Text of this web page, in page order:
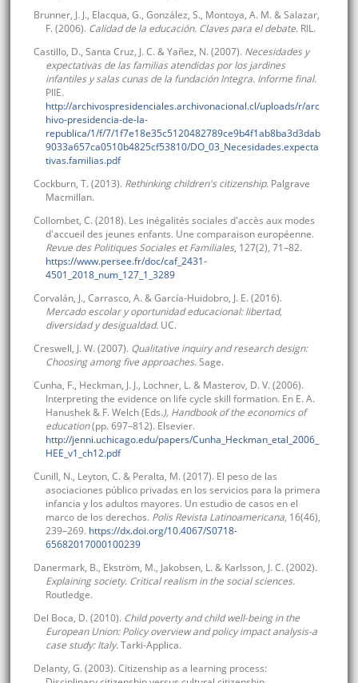
Brunner, J. J., Elacqua, G., González, S., Montoya, A. M. & Salazar,
F. (2006). Calidad de la educación. Claves para el debate. RIL.
Castillo, D., Santa Cruz, J. C. & Yañez, N. (2007). Necesidades y
expectativas de las familias atendidas por los jardines
infantiles y salas cunas de la fundación Integra. Informe final.
PIIE.
http://archivospresidenciales.archivonacional.cl/uploads/r/arc
hivo-presidencia-de-la-
republica/1/f/7/1f7e18e35c5120482789ce9b4f1ab8ba3d3dab
9033a657ca0510b4825cf53810/DO_03_Necesidades.expecta
tivas.familias.pdf
Cockburn, T. (2013). Rethinking children's citizenship. Palgrave
Macmillan.
Collombet, C. (2018). Les inégalités sociales d'accès aux modes
d'accueil des jeunes enfants. Une comparaison européenne.
Revue des Politiques Sociales et Familiales, 127(2), 71–82.
https://www.persee.fr/doc/caf_2431-
4501_2018_num_127_1_3289
Corvalán, J., Carrasco, A. & García-Huidobro, J. E. (2016).
Mercado escolar y oportunidad educacional: libertad,
diversidad y desigualdad. UC.
Creswell, J. W. (2007). Qualitative inquiry and research design:
Choosing among five approaches. Sage.
Cunha, F., Heckman, J. J., Lochner, L. & Masterov, D. V. (2006).
Interpreting the evidence on life cycle skill formation. En E. A.
Hanushek & F. Welch (Eds.), Handbook of the economics of
education(pp. 697–812). Elsevier.
http://jenni.uchicago.edu/papers/Cunha_Heckman_etal_2006_
HEE_v1_ch12.pdf
Cunill, N., Leyton, C. & Peralta, M. (2017). El peso de las
asociaciones público privadas en los servicios para la primera
infancia y los adultos mayores. Un estudio de casos en el
marco de los derechos. Polis Revista Latinoamericana, 16(46),
239–269. https://dx.doi.org/10.4067/S0718-
65682017000100239
Danermark, B., Ekström, M., Jakobsen, L. & Karlsson, J. C. (2002).
Explaining society. Critical realism in the social sciences.
Routledge.
Del Boca, D. (2010). Child poverty and child well-being in the
European Union: Policy overview and policy impact analysis-a
case study: Italy.Tarki-Applica.
Delanty, G. (2003). Citizenship as a learning process: